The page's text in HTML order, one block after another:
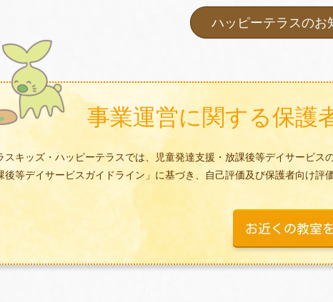
ハッピーテラスのお
事業運営に関する保護
スキッズ・ハッピーテラスでは、児童発達支援・放課後等デイサービ
後等デイサービスガイドライン」に基づき、自己評価及び保護者向け評